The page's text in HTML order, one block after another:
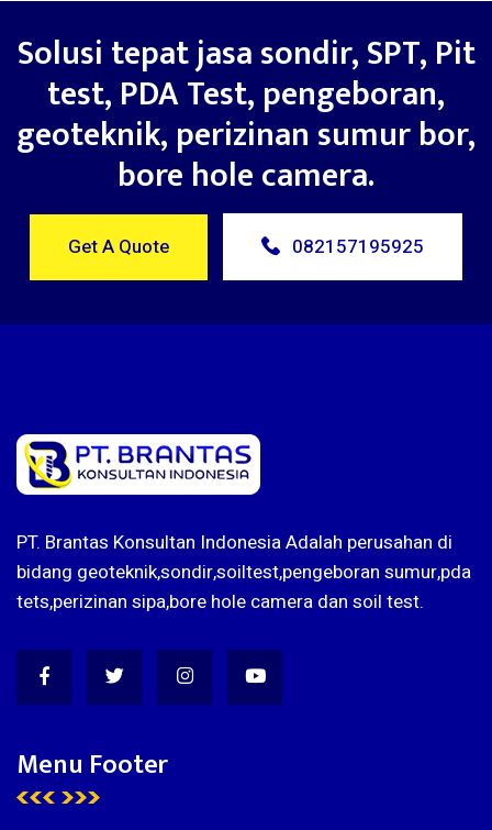
Solusi tepat jasa sondir, SPT, Pit
test, PDA Test, pengeboran,
geoteknik, perizinan sumur bor,
bore hole camera.
Get A Quote 082157195925
PT. Brantas Konsultan Indonesia Adalah perusahan di
bidang geoteknik,sondir,soiltest,pengeboran sumur,pda
tets,perizinan sipa,bore hole camera dan soil test.
Menu Footer